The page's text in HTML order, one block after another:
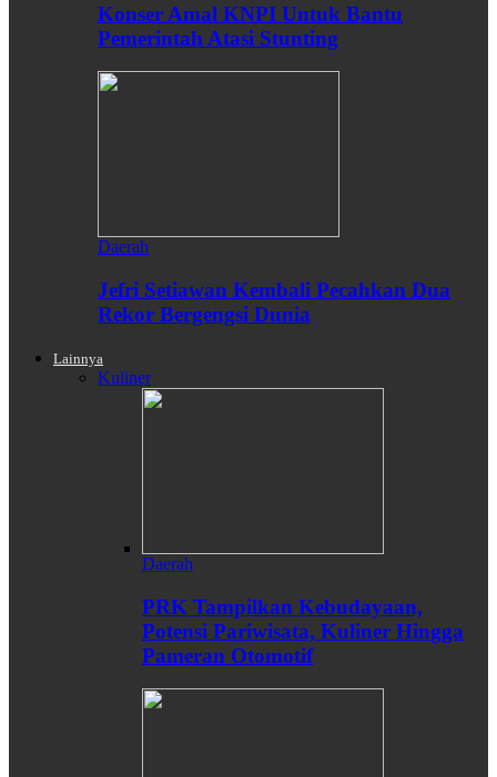
Konser Amal KNPI Untuk Bantu
Pemerintah Atasi Stunting
Daerah
Jefri Setiawan Kembali Pecahkan Dua
Rekor Bergengsi Dunia
Lainnya
Kuliner
Daerah
PRK Tampilkan Kebudayaan,
Potensi Pariwisata, Kuliner Hingga
Pameran Otomotif